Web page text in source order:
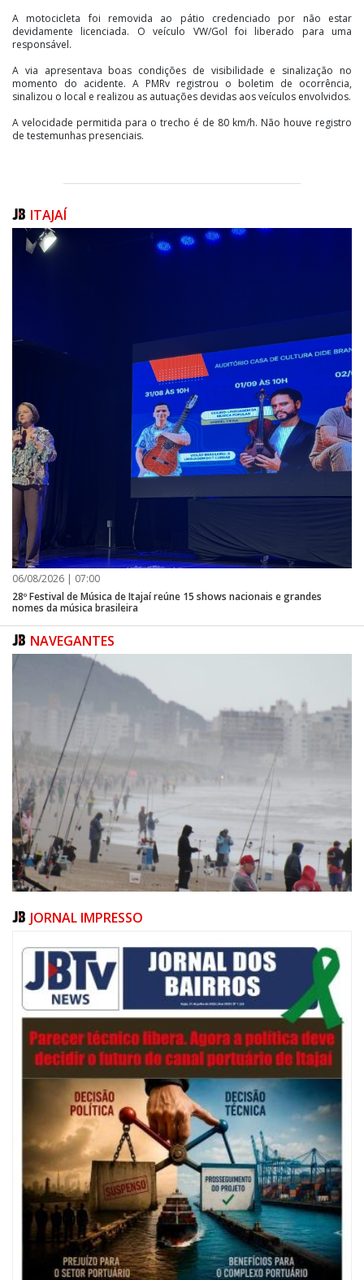
A motocicleta foi removida ao pátio credenciado por não estar
devidamente licenciada. O veículo VW/Gol foi liberado para uma
responsável.
A via apresentava boas condições de visibilidade e sinalização no
momento do acidente. A PMRv registrou o boletim de ocorrência,
sinalizou o local e realizou as autuações devidas aos veículos envolvidos.
A velocidade permitida para o trecho é de 80 km/h. Não houve registro
de testemunhas presenciais.
ITAJAÍ
06/08/2026 | 07:00
28º Festival de Música de Itajaí reúne 15 shows nacionais e grandes
nomes da música brasileira
NAVEGANTES
06/08/2026 | 07:00
Festival de Pesca de Praia vai celebrar o aniversário de Navegantes
ITAJAÍ
JORNAL IMPRESSO